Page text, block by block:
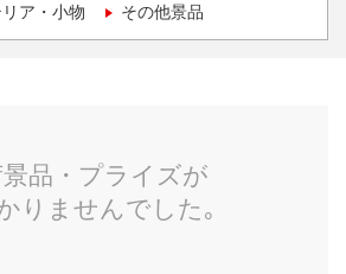
ア・小物 その他景品